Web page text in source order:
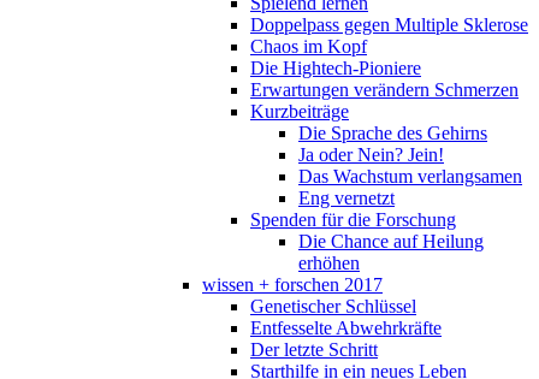
Doppelpass gegen Multiple Sklerose
Chaos im Kopf
Die Hightech-Pioniere
Erwartungen verändern Schmerzen
Kurzbeiträge
Die Sprache des Gehirns
Ja oder Nein? Jein!
Das Wachstum verlangsamen
Eng vernetzt
Spenden für die Forschung
Die Chance auf Heilung
erhöhen
wissen + forschen 2017
Genetischer Schlüssel
Entfesselte Abwehrkräfte
Der letzte Schritt
Starthilfe in ein neues Leben